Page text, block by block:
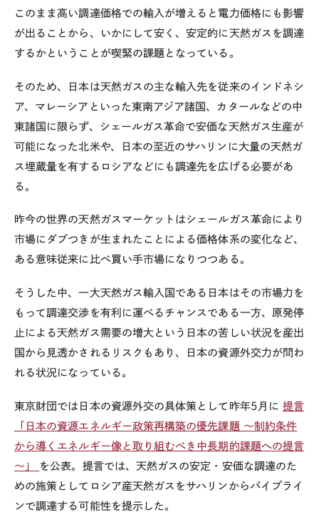
このまま高い調達価格での輸入が増えると電力価格にも影響
が出ることから、いかにして安く、安定的に天然ガスを調達
するかということが喫緊の課題となっている。
そのため、日本は天然ガスの主な輸入先を従来のインドネシ
ア、マレーシアといった東南アジア諸国、カタールなどの中
東諸国に限らず、シェールガス革命で安価な天然ガス生産が
可能になった北米や、日本の至近のサハリンに大量の天然ガ
ス埋蔵量を有するロシアなどにも調達先を広げる必要があ
る。
昨今の世界の天然ガスマーケットはシェールガス革命により
市場にダブつきが生まれたことによる価格体系の変化など、
ある意味従来に比べ買い手市場になりつつある。
そうした中、一大天然ガス輸入国である日本はその市場力を
もって調達交渉を有利に運べるチャンスである一方、原発停
止による天然ガス需要の増大という日本の苦しい状況を産出
国から見透かされるリスクもあり、日本の資源外交力が問わ
れる状況になっている。
東京財団では日本の資源外交の具体策として昨年5月に 提言
「日本の資源エネルギー政策再構築の優先課題 ～制約条件
から導くエネルギー像と取り組むべき中長期的課題への提言
～」
を公表。提言では、天然ガスの安定・安価な調達のた
めの施策としてロシア産天然ガスをサハリンからパイプライ
ンで調達する可能性を提示した。